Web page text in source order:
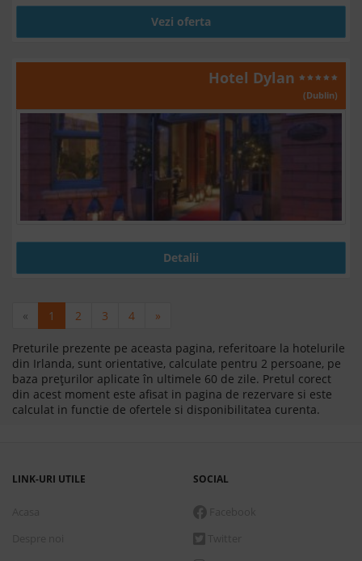
Vezi oferta
Hotel Dylan
(Dublin)
Detalii
« 1 2 3 4 »
Preturile prezente pe aceasta pagina, referitoare la hotelurile
din Irlanda, sunt orientative, calculate pentru 2 persoane, pe
baza prețurilor aplicate în ultimele 60 de zile. Pretul corect
din acest moment este afisat in pagina de rezervare si este
calculat in functie de ofertele si disponibilitatea curenta.
LINK-URI UTILE SOCIAL